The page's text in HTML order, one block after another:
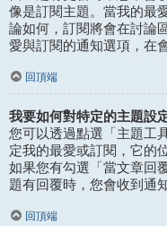
像是訂閱主題。當我的最
論如何，訂閱將會在討論
愛與訂閱的通知選項，在
回頂端
我要如何對特定的主題設
您可以透過點選「主題工
定我的最愛或訂閱，它的
如果您有勾選「當文章回
題有回覆時，您會收到通知
回頂端